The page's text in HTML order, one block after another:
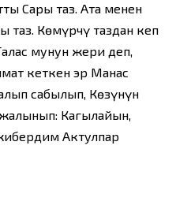
Сары таз. Ата менен
таз. Көмүрчү таздан кеп
мунун жери деп,
кеткен эр Манас
сабылып, Көзүнүн
Кагылайын,
Актулпар